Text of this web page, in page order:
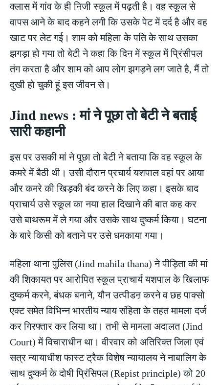
क्लास में गांव के ही निजी स्कूल में पढ़ती है। वह स्कूल से
वापस आने के बाद कहने लगी कि उसके पेट में दर्द है और वह
खाट पर लेट गई। शाम को महिला के पति के साथ उसका
झगड़ा हो गया तो बेटी ने कहा कि दिन में स्कूल में प्रिंसीपल
तंग करता है और शाम को आप लोग झगड़ने लग जाते है, मैं तो
दुखी हो चुकी हूं इस जीवन से।
Jind news : मां ने पूछा तो बेटी ने बताई
सारी कहानी
इस पर उसकी मां ने पूछा तो बेटी ने बताया कि वह स्कूल के
कमरे में बैठी थी। उसी दौरान प्रचार्य यशपाल वहां पर आया
और कमरे की खिड़की बंद करने के लिए कहा। इसके बाद
प्राचार्य उसे स्कूल का नया हाल दिखाने की बात कह कर
उसे बाथरूम में ले गया और उसके साथ दुष्कर्म किया। घटना
के बारे किसी को बताने पर उसे धमकाया गया।
महिला थाना पुलिस (Jind mahila thana) ने पीड़िता की मां
की शिकायत पर आरोपित स्कूल प्राचार्य यशपाल के खिलाफ
दुष्कर्म करने, बंधक बनाने, यौन उत्पीडऩ करने व छह पाक्सो
एक्ट समेत विभिन्न भारतीय न्याय संहिता के तहत मामला दर्ज
कर गिरफ्तार कर लिया था। तभी से मामला अदालत (Jind
Court) में विचाराधीन था। वीरवार को अतिरिक्त जिला एवं
सत्र न्यायाधीश फास्ट ट्रैक विशेष न्यायालय ने नाबालिग के
साथ दुष्कर्म के दोषी प्रिंसिपल (Repist principle) को 20